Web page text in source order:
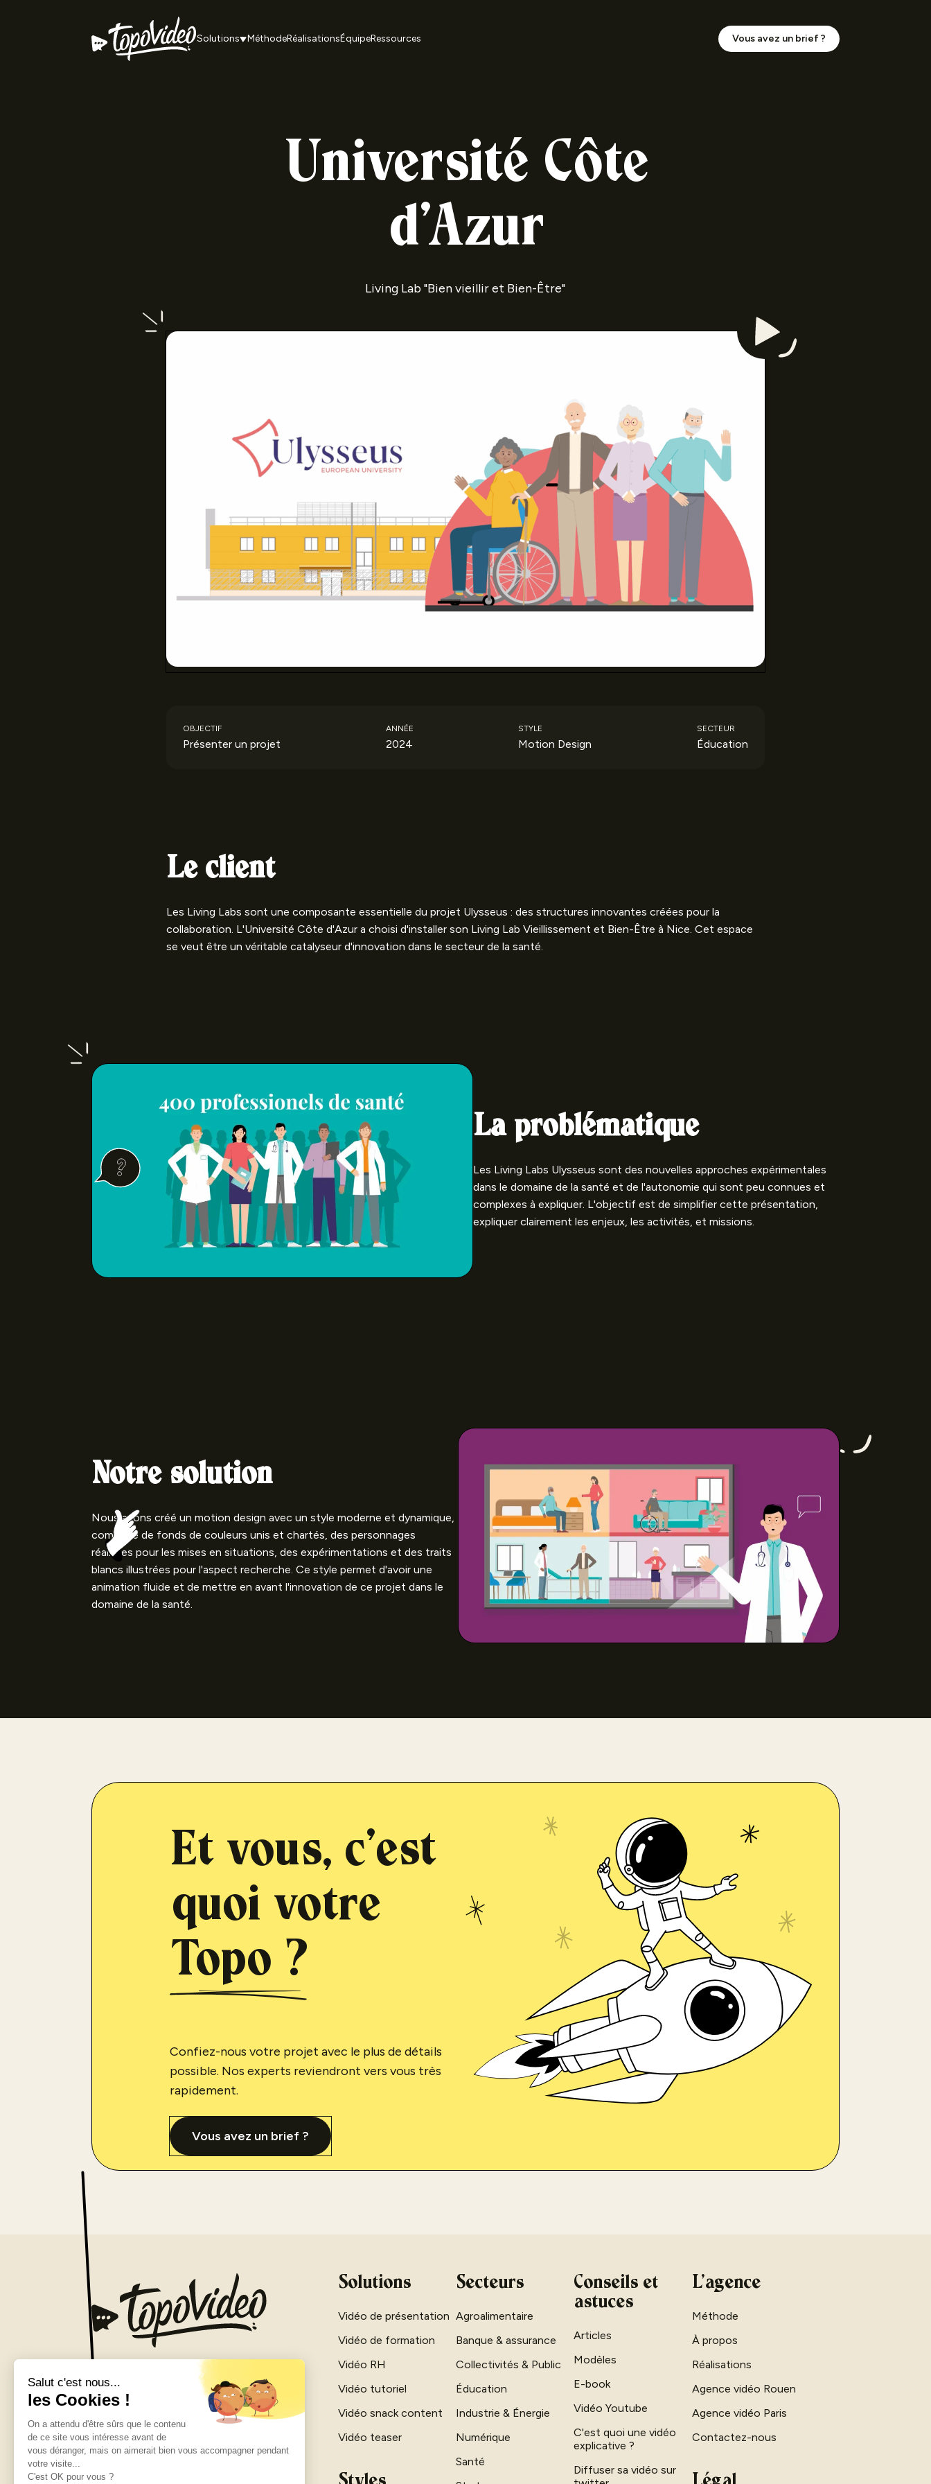
Solutions MéthodeRéalisationsÉquipeRessources Vous avez un brief ?
Université Côte
d'Azur
Living Lab "Bien vieillir et Bien-Être"
OBJECTIF
Présenter un projet
ANNÉE
2024
STYLE
Motion Design
SECTEUR
Éducation
Le client
Les Living Labs sont une composante essentielle du projet Ulysseus : des structures innovantes créées pour la
collaboration. L'Université Côte d'Azur a choisi d'installer son Living Lab Vieillissement et Bien-Être à Nice. Cet espace
se veut être un véritable catalyseur d'innovation dans le secteur de la santé.
La problématique
Les Living Labs Ulysseus sont des nouvelles approches expérimentales
dans le domaine de la santé et de l'autonomie qui sont peu connues et
complexes à expliquer. L'objectif est de simplifier cette présentation,
expliquer clairement les enjeux, les activités, et missions.
Notre solution
Nous avons créé un motion design avec un style moderne et dynamique,
composé de fonds de couleurs unis et chartés, des personnages
réalistes pour les mises en situations, des expérimentations et des traits
blancs illustrées pour l'aspect recherche. Ce style permet d'avoir une
animation fluide et de mettre en avant l'innovation de ce projet dans le
domaine de la santé.
Et vous, c'est
quoi votre
Topo ?
Confiez-nous votre projet avec le plus de détails
possible. Nos experts reviendront vers vous très
rapidement.
Vous avez un brief ?
Vous avez un brief ?
Solutions
Vidéo de présentation
Vidéo de formation
Vidéo RH
Vidéo tutoriel
Vidéo snack content
Vidéo teaser
Secteurs
Agroalimentaire
Banque & assurance
Collectivités & Public
Éducation
Industrie & Énergie
Numérique
Santé
Conseils et
astuces
Articles
Modèles
E-book
Vidéo Youtube
C'est quoi une vidéo
explicative ?
Diffuser sa vidéo sur
L'agence
Méthode
À propos
Réalisations
Agence vidéo Rouen
Agence vidéo Paris
Contactez-nous